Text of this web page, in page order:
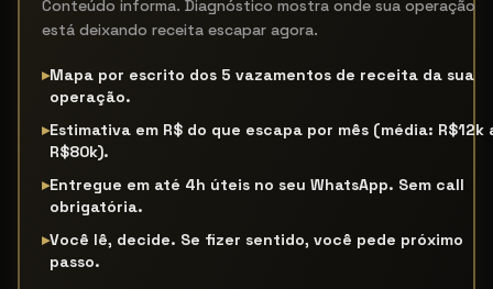
Conteúdo informa. Diagnóstico mostra onde sua operação
está deixando receita escapar agora.
▸Mapa por escrito dos 5 vazamentos de receita da sua
operação.
▸Estimativa em R$ do que escapa por mês (média: R$12k
R$80k).
▸Entregue em até 4h úteis no seu WhatsApp. Sem call
obrigatória.
▸Você lê, decide. Se fizer sentido, você pede próximo
passo.